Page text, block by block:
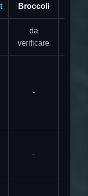
Broccoli
da
verificare
-
-